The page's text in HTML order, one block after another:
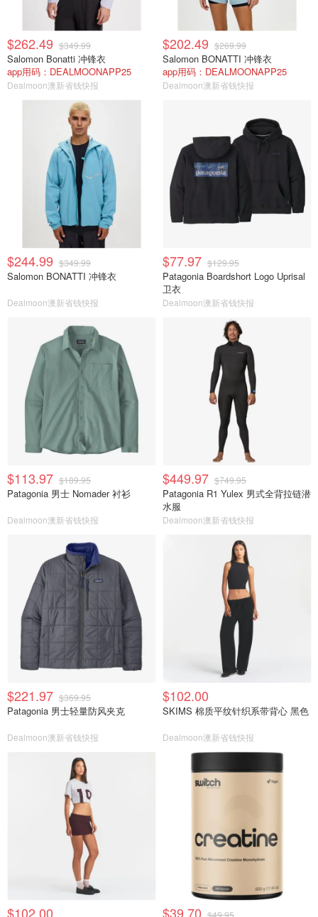
$262.49 $349.99
Salomon Bonatti 冲锋衣
app用码：DEALMOONAPP25
Dealmoon澳新省钱快报
$202.49 $269.99
Salomon BONATTI 冲锋衣
app用码：DEALMOONAPP25
Dealmoon澳新省钱快报
$244.99 $349.99
Salomon BONATTI 冲锋衣
Dealmoon澳新省钱快报
$77.97 $129.95
Patagonia Boardshort Logo Uprisal
卫衣
Dealmoon澳新省钱快报
$113.97 $189.95
Patagonia 男士 Nomader 衬衫
Dealmoon澳新省钱快报
$449.97 $749.95
Patagonia R1 Yulex 男式全背拉链潜
水服
Dealmoon澳新省钱快报
$221.97 $369.95
Patagonia 男士轻量防风夹克
Dealmoon澳新省钱快报
$102.00
SKIMS 棉质平纹针织系带背心 黑色
Dealmoon澳新省钱快报
$102.00 $39.70 $49.95